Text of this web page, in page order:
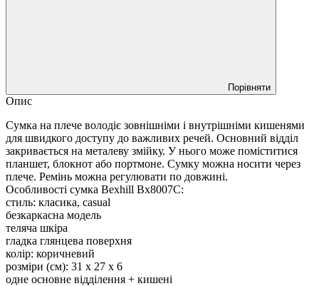
Порівняти
Опис
Сумка на плече володіє зовнішніми і внутрішніми кишенями
для швидкого доступу до важливих речей. Основний відділ
закривається на металеву змійку. У нього може поміститися
планшет, блокнот або портмоне. Сумку можна носити через
плече. Ремінь можна регулювати по довжині.
Особливості сумка Bexhill Bx8007C:
стиль: класика, casual
безкаркасна модель
теляча шкіра
гладка глянцева поверхня
колір: коричневий
розміри (см): 31 х 27 х 6
одне основне відділення + кишені